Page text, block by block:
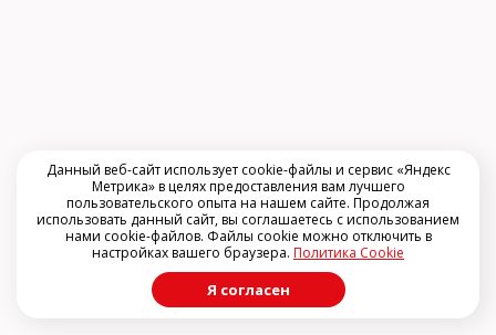
Данный веб-сайт использует cookie-файлы и сервис «Яндекс
Метрика» в целях предоставления вам лучшего
пользовательского опыта на нашем сайте. Продолжая
использовать данный сайт, вы соглашаетесь с использованием
нами cookie-файлов. Файлы cookie можно отключить в
настройках вашего браузера. Политика Cookie
Я согласен